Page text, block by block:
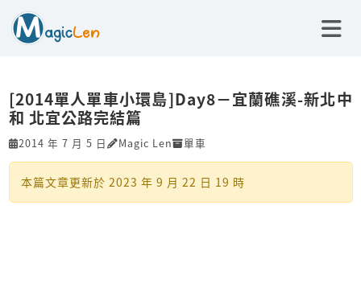
[2014單人單車小環島]Day8－宜蘭礁溪-新北中
和 北宜公路完結篇
2014 年 7 月 5 日 Magic Len 單車
本篇文章更新於 2023 年 9 月 22 日 19 時